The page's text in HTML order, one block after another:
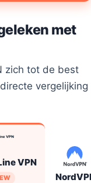
met
zich tot de best
vergelijking
VPN